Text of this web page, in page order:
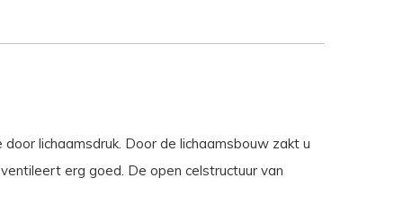
lichaamsdruk. Door de lichaamsbouw zakt u
erg goed. De open celstructuur van